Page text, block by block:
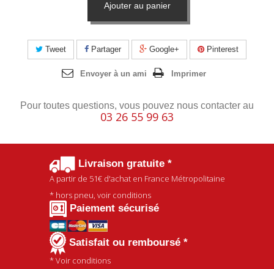
Ajouter au panier
Tweet Partager Google+ Pinterest
Envoyer à un ami Imprimer
Pour toutes questions, vous pouvez nous contacter au
03 26 55 99 63
Livraison gratuite *
A partir de 51€d'achat en France Métropolitaine
* hors pneu, voir conditions
Paiement sécurisé
Satisfait ou remboursé *
* Voir conditions